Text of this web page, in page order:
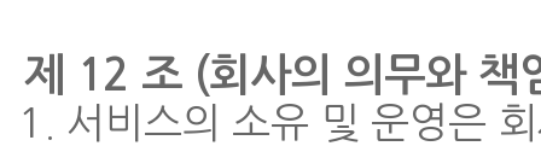
제 12 조 (회사의 의무와 책
1. 서비스의 소유 및 운영은